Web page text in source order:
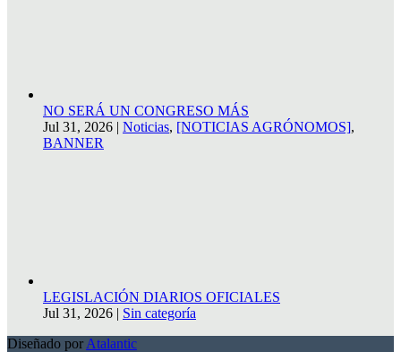
NO SERÁ UN CONGRESO MÁS
Jul 31, 2026 | Noticias, [NOTICIAS AGRÓNOMOS],
BANNER
LEGISLACIÓN DIARIOS OFICIALES
Jul 31, 2026 | Sin categoría
Diseñado por Atalantic